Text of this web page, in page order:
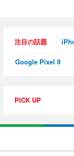
注目の話題
Google Pixel 9
PICK UP